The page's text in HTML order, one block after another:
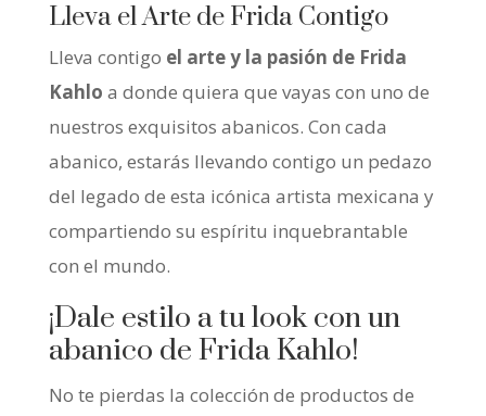
Lleva el Arte de Frida Contigo
Lleva contigo el arte y la pasión de Frida
Kahlo a donde quiera que vayas con uno de
nuestros exquisitos abanicos. Con cada
abanico, estarás llevando contigo un pedazo
del legado de esta icónica artista mexicana y
compartiendo su espíritu inquebrantable
con el mundo.
¡Dale estilo a tu look con un
abanico de Frida Kahlo!
No te pierdas la colección de productos de